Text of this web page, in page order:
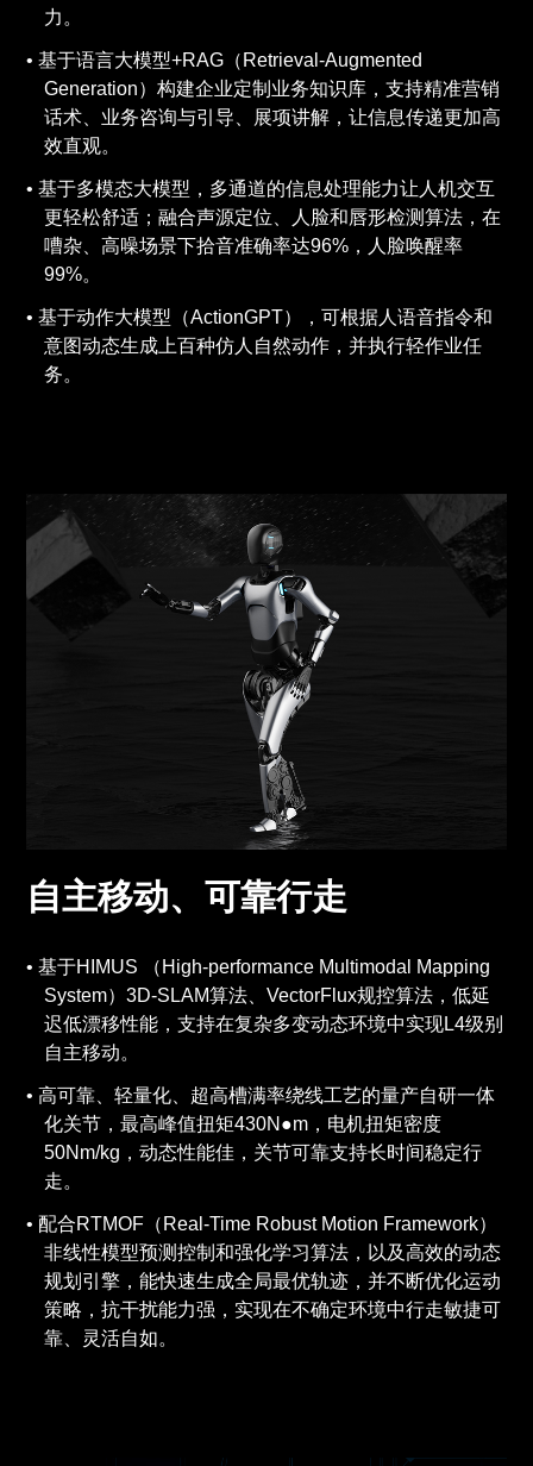
力。
基于语言大模型+RAG（Retrieval-Augmented
Generation）构建企业定制业务知识库，支持精准营销
话术、业务咨询与引导、展项讲解，让信息传递更加高
效直观。
基于多模态大模型，多通道的信息处理能力让人机交互
更轻松舒适；融合声源定位、人脸和唇形检测算法，在
嘈杂、高噪场景下拾音准确率达96%，人脸唤醒率
99%。
基于动作大模型（ActionGPT），可根据人语音指令和
意图动态生成上百种仿人自然动作，并执行轻作业任
务。
自主移动、可靠行走
基于HIMUS （High-performance Multimodal Mapping
System）3D-SLAM算法、VectorFlux规控算法，低延
迟低漂移性能，支持在复杂多变动态环境中实现L4级别
自主移动。
高可靠、轻量化、超高槽满率绕线工艺的量产自研一体
化关节，最高峰值扭矩430N●m，电机扭矩密度
50Nm/kg，动态性能佳，关节可靠支持长时间稳定行
走。
配合RTMOF（Real-Time Robust Motion Framework）
非线性模型预测控制和强化学习算法，以及高效的动态
规划引擎，能快速生成全局最优轨迹，并不断优化运动
策略，抗干扰能力强，实现在不确定环境中行走敏捷可
靠、灵活自如。